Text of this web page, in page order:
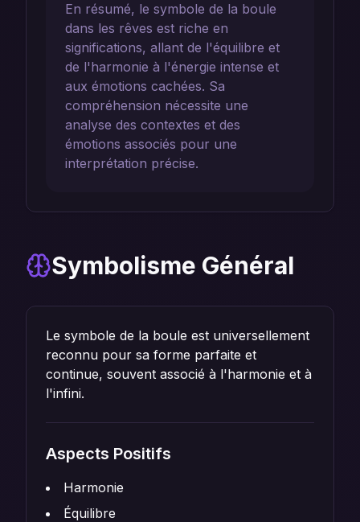
En résumé, le symbole de la boule
dans les rêves est riche en
significations, allant de l'équilibre et
de l'harmonie à l'énergie intense et
aux émotions cachées. Sa
compréhension nécessite une
analyse des contextes et des
émotions associés pour une
interprétation précise.
Symbolisme Général
Le symbole de la boule est universellement
reconnu pour sa forme parfaite et
continue, souvent associé à l'harmonie et à
l'infini.
Aspects Positifs
Harmonie
Équilibre